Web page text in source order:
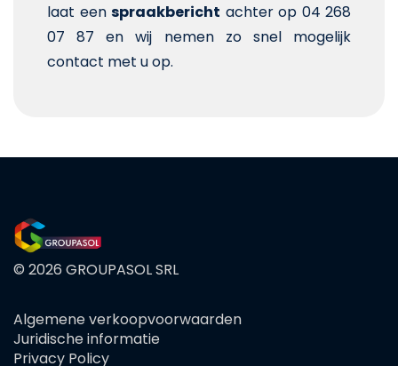
laat een spraakbericht achter op 04 268
07 87 en wij nemen zo snel mogelijk
contact met u op.
© 2026 GROUPASOL SRL
FOOTER
MENU
Algemene verkoopvoorwaarden
Juridische informatie
Privacy Policy